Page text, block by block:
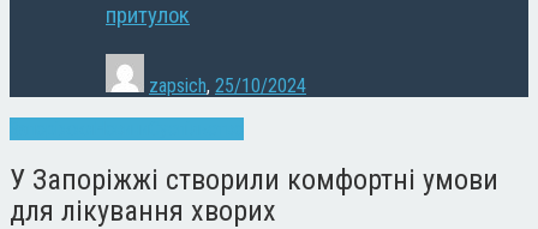
притулок
zapsich, 25/10/2024
У Запоріжжі створили комфортні умови
для лікування хворих